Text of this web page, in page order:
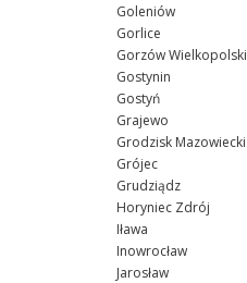
Goleniów
Gorlice
Gorzów Wielkopolski
Gostynin
Gostyń
Grajewo
Grodzisk Mazowiecki
Grójec
Grudziądz
Horyniec Zdrój
Iława
Inowrocław
Jarosław